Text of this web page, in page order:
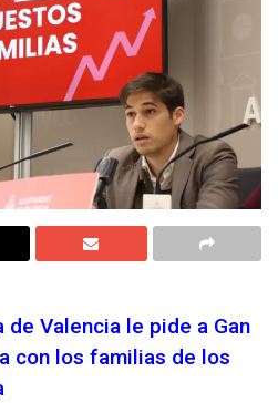
Valencia le pide a Gan
con los familias de los